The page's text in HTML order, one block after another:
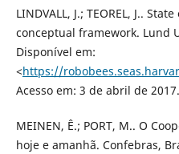
LINDVALL, J.; TEOREL, J..
conceptual framework. Lund
Disponível em:
<https://
Acesso em: 3 de abril de 2017.
MEINEN, Ê.; PORT, M.. O
hoje e amanhã. Confebras,